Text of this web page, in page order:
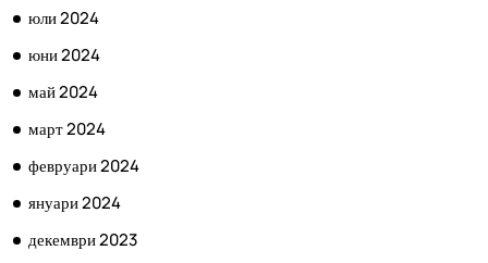
юли 2024
юни 2024
май 2024
март 2024
февруари 2024
януари 2024
декември 2023